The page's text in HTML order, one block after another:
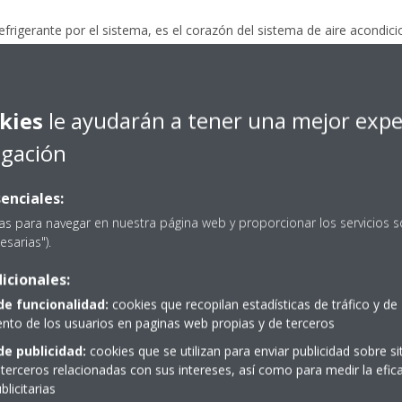
por el sistema, es el corazón del sistema de aire
a una presión baja. Debido al compresor, el gas pasa a
alta temperatura y presión, libera su calor al aire exterior y se
la válvula de expansión, que reduce la presión y, de este modo,
lugar a un líquido refrigerante frío y de baja presión.
hasta el evaporador, donde absorbe calor del aire interior
a circular al compresor, donde el ciclo vuelve a empezar desde el
el ciclo se puede invertir.
le ayudarán a tener una mejor
para navegar en nuestra página web y proporcionar los servicios
funcionalidad: cookies que recopilan estadísticas de tráfico y de
de los usuarios en paginas web propias y de terceros
publicidad: cookies que se utilizan para enviar publicidad sobre
relacionadas con sus intereses, así como para medir la